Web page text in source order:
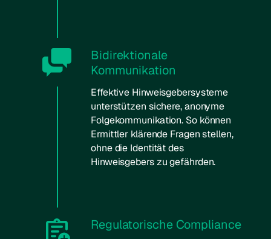
Bidirektionale
Kommunikation
Effektive Hinweisgebersysteme
unterstützen sichere, anonyme
Folgekommunikation. So können
Ermittler klärende Fragen stellen,
ohne die Identität des
Hinweisgebers zu gefährden.
Regulatorische Compliance